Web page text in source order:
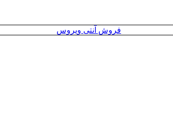
فروش آنتی ویروس